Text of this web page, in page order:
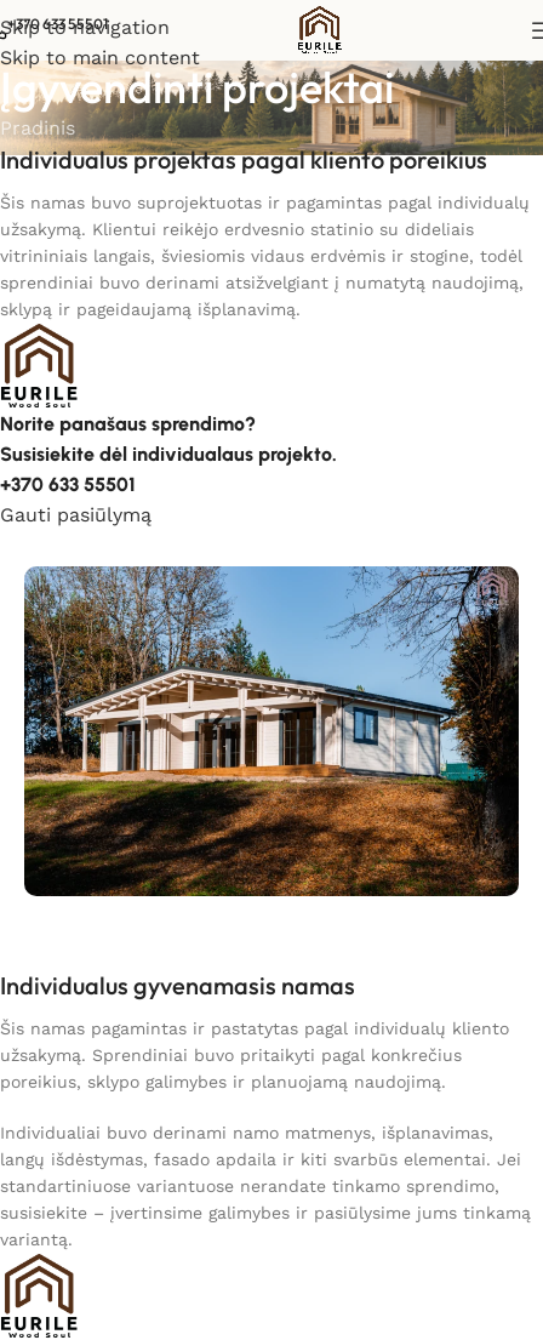
Skip to navigation
Skip to main content
+370 633 55501
Įgyvendinti projektai
Pradinis
Individualus projektas pagal kliento poreikius
Šis namas buvo suprojektuotas ir pagamintas pagal individualų
užsakymą. Klientui reikėjo erdvesnio statinio su dideliais
vitrininiais langais, šviesiomis vidaus erdvėmis ir stogine, todėl
sprendiniai buvo derinami atsižvelgiant į numatytą naudojimą,
sklypą ir pageidaujamą išplanavimą.
Norite panašaus sprendimo?
Susisiekite dėl individualaus projekto.
+370 633 55501
Gauti pasiūlymą
Individualus gyvenamasis namas
Šis namas pagamintas ir pastatytas pagal individualų kliento
užsakymą. Sprendiniai buvo pritaikyti pagal konkrečius
poreikius, sklypo galimybes ir planuojamą naudojimą.
Individualiai buvo derinami namo matmenys, išplanavimas,
langų išdėstymas, fasado apdaila ir kiti svarbūs elementai. Jei
standartiniuose variantuose nerandate tinkamo sprendimo,
susisiekite – įvertinsime galimybes ir pasiūlysime jums tinkamą
variantą.